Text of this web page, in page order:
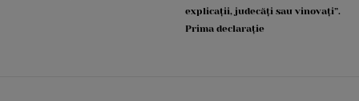
explicații, judecăți sau vinovați”.
Prima declarație